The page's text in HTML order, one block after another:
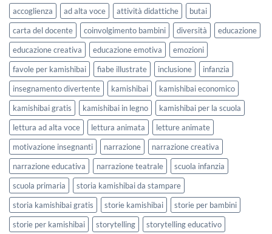
Settembre
2026
lavorare
sull’accoglienza
a
scuola
accoglienza ad alta voce attività didattiche
butai
carta del docente
coinvolgimento bambini diversità
educazione
educazione creativa
educazione emotiva
emozioni
favole per kamishibai
fiabe illustrate inclusione
infanzia
insegnamento divertente
kamishibai
kamishibai economico
kamishibai gratis
kamishibai in legno
kamishibai per la scuola
lettura ad alta voce
lettura animata
letture animate
motivazione insegnanti
narrazione
narrazione creativa
narrazione educativa
narrazione teatrale
scuola infanzia
scuola primaria
storia kamishibai da stampare
storia kamishibai gratis
storie kamishibai
storie per bambini
storie per kamishibai
storytelling
storytelling educativo